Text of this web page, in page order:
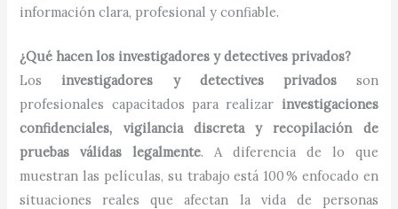
información clara, profesional y confiable.
¿Qué hacen los investigadores y detectives privados?
Los investigadores y detectives privadosson
profesionales capacitados para realizar investigaciones
confidenciales, vigilancia discreta y recopilación de
pruebas válidas legalmente. A diferencia de lo que
muestran las películas, su trabajo está 100 % enfocado en
situaciones reales que afectan la vida de personas